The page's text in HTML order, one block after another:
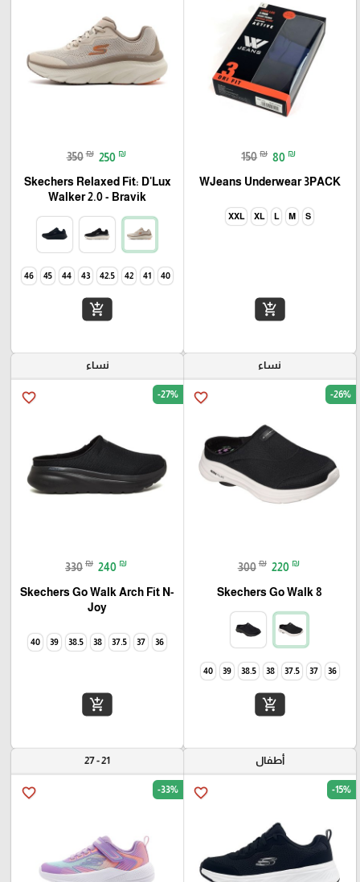
150 ₪ 80 ₪
WJeans Underwear 3PACK
S
M
L
XL
XXL
add_shopping_cart
350 ₪ 250 ₪
Skechers Relaxed Fit: D'Lux
Walker 2.0 - Bravik
40
41
42
42.5
43
44
45
46
add_shopping_cart
نساء
favorite_border -26%
300 ₪ 220 ₪
Skechers Go Walk 8
36
37
37.5
38
38.5
39
40
add_shopping_cart
نساء
favorite_border -27%
330 ₪ 240 ₪
Skechers Go Walk Arch Fit N-
Joy
36
37
37.5
38
38.5
39
40
add_shopping_cart
أطفال
favorite_border -15%
21 - 27
favorite_border -33%